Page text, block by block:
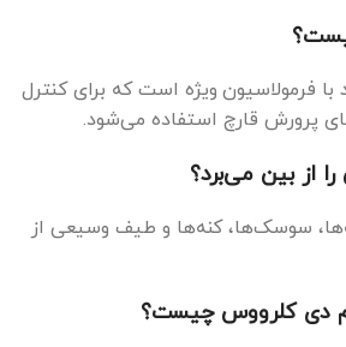
فرمولاسیون ویژه است که برای کنترل
پرورش قارچ استفاده می‌شود.
از بین می‌برد؟
سوسک‌ها، کنه‌ها و طیف وسیعی از
دی کلرووس چیست؟